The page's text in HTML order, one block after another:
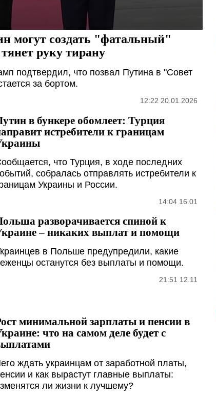
могут создать "фатальный"
руку тирану
подтвердил, что позвал Путина в "Совет
за бортом.
12:22 20.01.2026
в бункере обомлеет: Турция
истребители к границам
что Турция, в ходе последних
собралась отправлять истребители к
Украины и России.
14:04 16.01
разворачивается спиной к
– никаких выплат и помощи
в Польше предупредили, какие
останутся без выплаты и помощи.
21:51 12.11
минимальной зарплаты и пенсии в
что на самом деле будет с
ждать украинцам от заработной платы,
и как вырастут главные выплаты:
ли жизни к лучшему?